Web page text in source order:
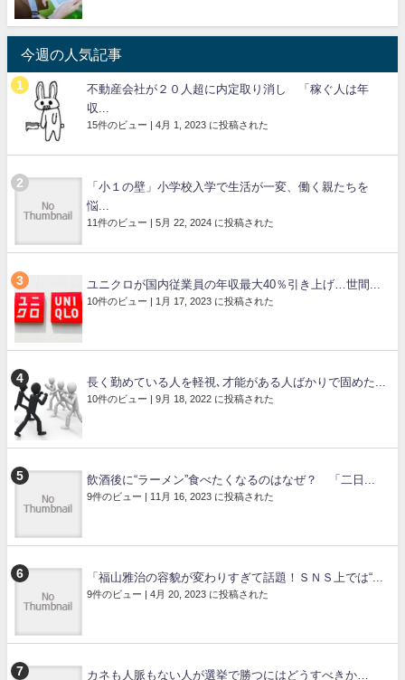
今週の人気記事
不動産会社が２０人超に内定取り消し 「稼ぐ人は年
収...
15件のビュー 4月 1, 2023 に投稿された
「小１の壁」小学校入学で生活が一変、働く親たちを
悩...
11件のビュー 5月 22, 2024 に投稿された
ユニクロが国内従業員の年収最大40％引き上げ…世間...
10件のビュー 1月 17, 2023 に投稿された
長く勤めている人を軽視､才能がある人ばかりで固めた...
10件のビュー 9月 18, 2022 に投稿された
飲酒後に“ラーメン”食べたくなるのはなぜ？ 「二日...
9件のビュー 11月 16, 2023 に投稿された
「福山雅治の容貌が変わりすぎて話題！ＳＮＳ上では“...
9件のビュー 4月 20, 2023 に投稿された
カネも人脈もない人が選挙で勝つにはどうすべきか…